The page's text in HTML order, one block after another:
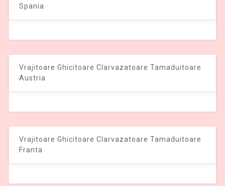
Spania
Vrajitoare Ghicitoare Clarvazatoare Tamaduitoare
Austria
Vrajitoare Ghicitoare Clarvazatoare Tamaduitoare
Franta